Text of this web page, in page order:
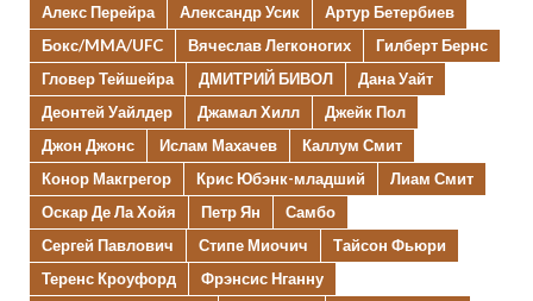
Алекс Перейра
Александр Усик
Артур Бетербиев
Бокс/MMA/UFC
Вячеслав Легконогих
Гилберт Бернс
Гловер Тейшейра
ДМИТРИЙ БИВОЛ
Дана Уайт
Деонтей Уайлдер
Джамал Хилл
Джейк Пол
Джон Джонс
Ислам Махачев
Каллум Смит
Конор Макгрегор
Крис Юбэнк-младший
Лиам Смит
Оскар Де Ла Хойя
Петр Ян
Самбо
Сергей Павлович
Стипе Миочич
Тайсон Фьюри
Теренс Кроуфорд
Фрэнсис Нганну